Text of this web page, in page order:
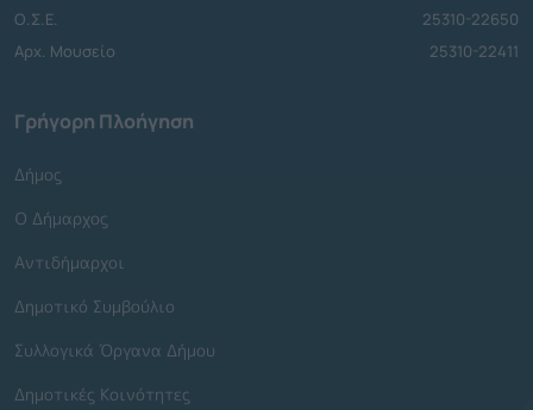
Ο.Σ.Ε.
25310-22650
Αρχ. Μουσείο
25310-22411
Γρήγορη Πλοήγηση
Δήμος
Ο Δήμαρχος
Αντιδήμαρχοι
Δημοτικό Συμβούλιο
Συλλογικά Όργανα Δήμου
Δημοτικές Κοινότητες